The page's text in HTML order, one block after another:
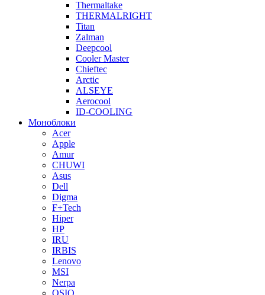
Thermaltake
THERMALRIGHT
Titan
Zalman
Deepcool
Cooler Master
Chieftec
Arctic
ALSEYE
Aerocool
ID-COOLING
Моноблоки
Acer
Apple
Amur
CHUWI
Asus
Dell
Digma
F+Tech
Hiper
HP
IRU
IRBIS
Lenovo
MSI
Nerpa